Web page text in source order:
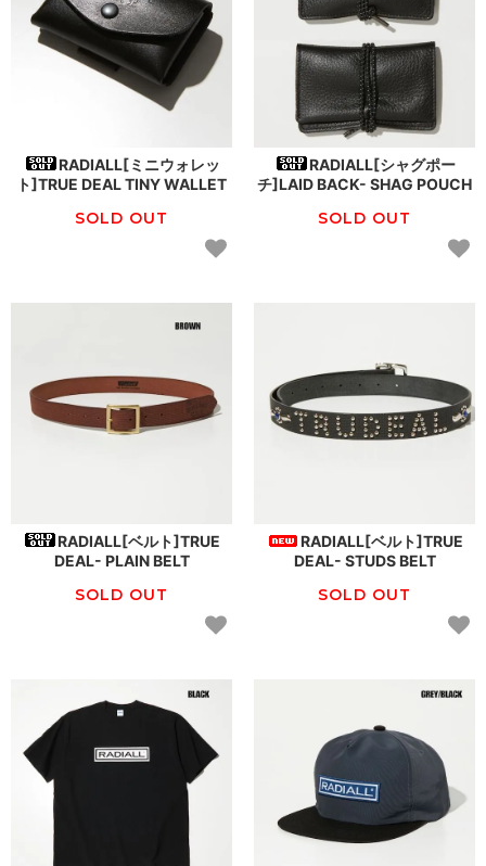
RADIALL[ミニウォレッ
ト]TRUE DEAL TINY WALLET
SOLD OUT
RADIALL[シャグポー
チ]LAID BACK- SHAG POUCH
SOLD OUT
RADIALL[ベルト]TRUE
DEAL- PLAIN BELT
SOLD OUT
RADIALL[ベルト]TRUE
DEAL- STUDS BELT
SOLD OUT